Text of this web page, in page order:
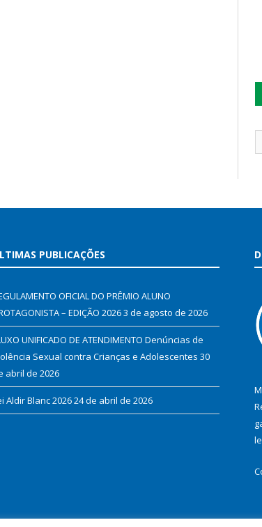
PUBLICAÇÕES
OFICIAL DO PRÊMIO ALUNO
– EDIÇÃO 20263 de agosto de 2026
UNIFICADO DE ATENDIMENTO Denúncias de
Sexual contra Crianças e Adolescentes 30
abril de 2026
Aldir Blanc 202624 de abril de 2026